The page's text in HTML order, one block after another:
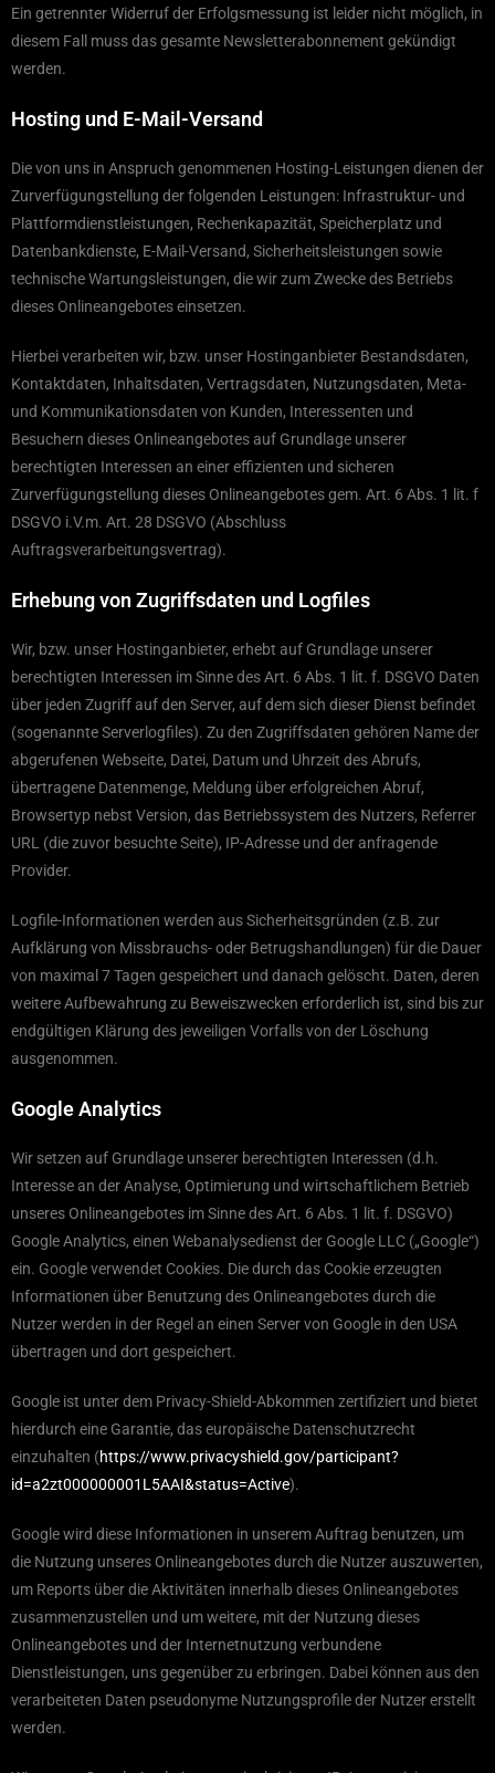
Ein getrennter Widerruf der Erfolgsmessung ist leider nicht möglich, in
diesem Fall muss das gesamte Newsletterabonnement gekündigt
werden.
Hosting und E-Mail-Versand
Die von uns in Anspruch genommenen Hosting-Leistungen dienen der
Zurverfügungstellung der folgenden Leistungen: Infrastruktur- und
Plattformdienstleistungen, Rechenkapazität, Speicherplatz und
Datenbankdienste, E-Mail-Versand, Sicherheitsleistungen sowie
technische Wartungsleistungen, die wir zum Zwecke des Betriebs
dieses Onlineangebotes einsetzen.
Hierbei verarbeiten wir, bzw. unser Hostinganbieter Bestandsdaten,
Kontaktdaten, Inhaltsdaten, Vertragsdaten, Nutzungsdaten, Meta-
und Kommunikationsdaten von Kunden, Interessenten und
Besuchern dieses Onlineangebotes auf Grundlage unserer
berechtigten Interessen an einer effizienten und sicheren
Zurverfügungstellung dieses Onlineangebotes gem. Art. 6 Abs. 1 lit. f
DSGVO i.V.m. Art. 28 DSGVO (Abschluss
Auftragsverarbeitungsvertrag).
Erhebung von Zugriffsdaten und Logfiles
Wir, bzw. unser Hostinganbieter, erhebt auf Grundlage unserer
berechtigten Interessen im Sinne des Art. 6 Abs. 1 lit. f. DSGVO Daten
über jeden Zugriff auf den Server, auf dem sich dieser Dienst befindet
(sogenannte Serverlogfiles). Zu den Zugriffsdaten gehören Name der
abgerufenen Webseite, Datei, Datum und Uhrzeit des Abrufs,
übertragene Datenmenge, Meldung über erfolgreichen Abruf,
Browsertyp nebst Version, das Betriebssystem des Nutzers, Referrer
URL (die zuvor besuchte Seite), IP-Adresse und der anfragende
Provider.
Logfile-Informationen werden aus Sicherheitsgründen (z.B. zur
Aufklärung von Missbrauchs- oder Betrugshandlungen) für die Dauer
von maximal 7 Tagen gespeichert und danach gelöscht. Daten, deren
weitere Aufbewahrung zu Beweiszwecken erforderlich ist, sind bis zur
endgültigen Klärung des jeweiligen Vorfalls von der Löschung
ausgenommen.
Google Analytics
Wir setzen auf Grundlage unserer berechtigten Interessen (d.h.
Interesse an der Analyse, Optimierung und wirtschaftlichem Betrieb
unseres Onlineangebotes im Sinne des Art. 6 Abs. 1 lit. f. DSGVO)
Google Analytics, einen Webanalysedienst der Google LLC („Google“)
ein. Google verwendet Cookies. Die durch das Cookie erzeugten
Informationen über Benutzung des Onlineangebotes durch die
Nutzer werden in der Regel an einen Server von Google in den USA
übertragen und dort gespeichert.
Google ist unter dem Privacy-Shield-Abkommen zertifiziert und bietet
hierdurch eine Garantie, das europäische Datenschutzrecht
einzuhalten (https://www.privacyshield.gov/participant?
id=a2zt000000001L5AAI&status=Active).
Google wird diese Informationen in unserem Auftrag benutzen, um
die Nutzung unseres Onlineangebotes durch die Nutzer auszuwerten,
um Reports über die Aktivitäten innerhalb dieses Onlineangebotes
zusammenzustellen und um weitere, mit der Nutzung dieses
Onlineangebotes und der Internetnutzung verbundene
Dienstleistungen, uns gegenüber zu erbringen. Dabei können aus den
verarbeiteten Daten pseudonyme Nutzungsprofile der Nutzer erstellt
werden.